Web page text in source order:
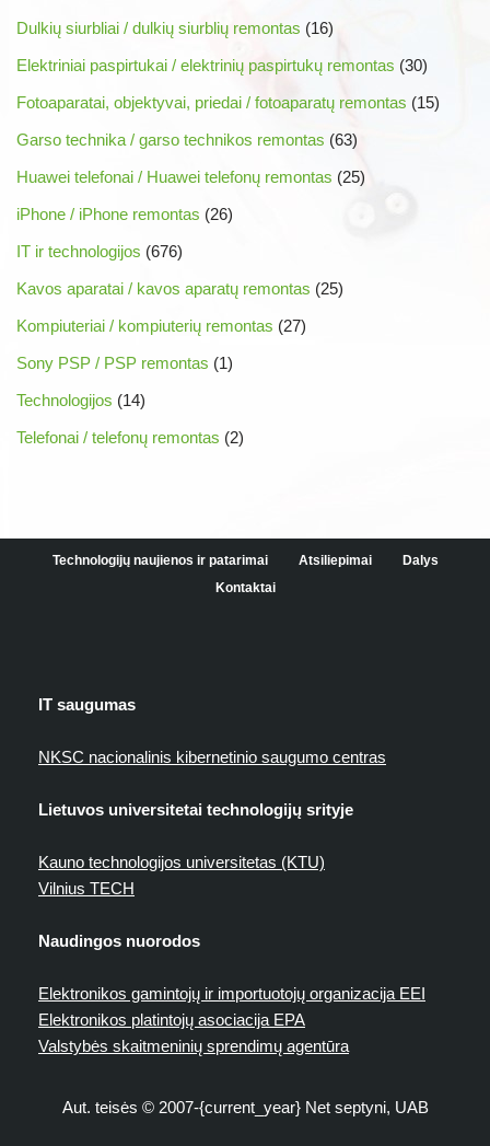
Dulkių siurbliai / dulkių siurblių remontas (16)
Elektriniai paspirtukai / elektrinių paspirtukų remontas (30)
Fotoaparatai, objektyvai, priedai / fotoaparatų remontas (15)
Garso technika / garso technikos remontas (63)
Huawei telefonai / Huawei telefonų remontas (25)
iPhone / iPhone remontas (26)
IT ir technologijos (676)
Kavos aparatai / kavos aparatų remontas (25)
Kompiuteriai / kompiuterių remontas (27)
Sony PSP / PSP remontas (1)
Technologijos (14)
Telefonai / telefonų remontas (2)
Technologijų naujienos ir patarimai Atsiliepimai
Dalys
Kontaktai
IT saugumas
NKSC nacionalinis kibernetinio saugumo centras
Lietuvos universitetai technologijų srityje
Kauno technologijos universitetas (KTU)
Vilnius TECH
Naudingos nuorodos
Elektronikos gamintojų ir importuotojų organizacija EEI
Elektronikos platintojų asociacija EPA
Valstybės skaitmeninių sprendimų agentūra
Aut. teisės © 2007-{current_year} Net septyni, UAB